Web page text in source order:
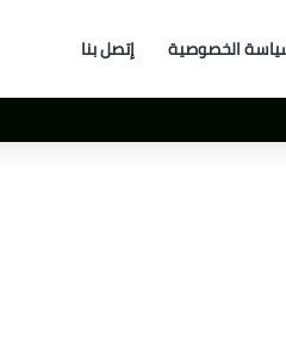
الخصوصية إتصل بنا